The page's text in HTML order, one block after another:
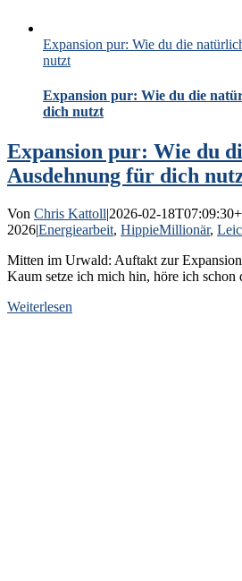
Expansion pur: Wie du die
nutzt
Expansion pur: Wie du die
dich nutzt
Expansion pur: Wie du
Ausdehnung für dich
Von Chris Kattoll|2026-02-
2026|Energiearbeit, HippieMillionär,
Mitten im Urwald: Auftakt zur
Kaum setze ich mich hin, höre ich schon
Weiterlesen